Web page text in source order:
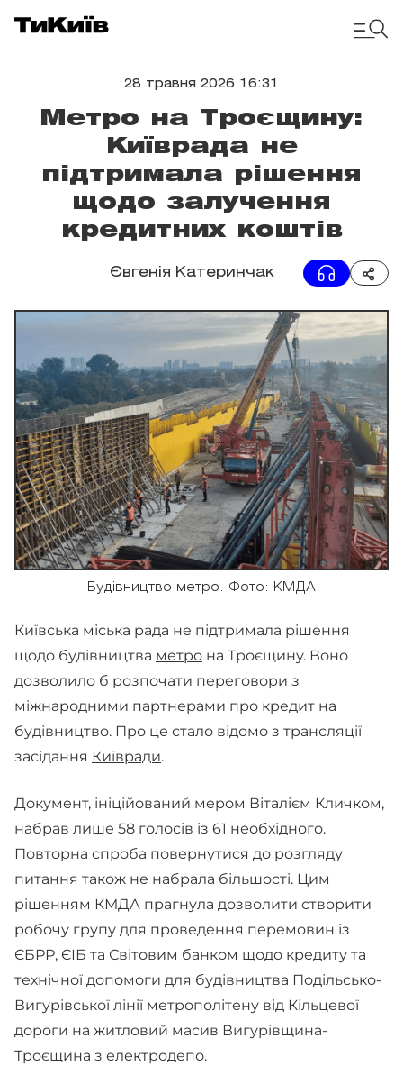
28 травня 2026 16:31
Метро на Троєщину:
Київрада не
підтримала рішення
щодо залучення
кредитних коштів
Євгенія Катеринчак
Будівництво метро. Фото: КМДА
Київська міська рада не підтримала рішення
щодо будівництва метро на Троєщину. Воно
дозволило б розпочати переговори з
міжнародними партнерами про кредит на
будівництво. Про це стало відомо з трансляції
засідання Київради.
Документ, ініційований мером Віталієм Кличком,
набрав лише 58 голосів із 61 необхідного.
Повторна спроба повернутися до розгляду
питання також не набрала більшості. Цим
рішенням КМДА прагнула дозволити створити
робочу групу для проведення перемовин із
ЄБРР, ЄІБ та Світовим банком щодо кредиту та
технічної допомоги для будівництва Подільсько-
Вигурівської лінії метрополітену від Кільцевої
дороги на житловий масив Вигурівщина-
Троєщина з електродепо.